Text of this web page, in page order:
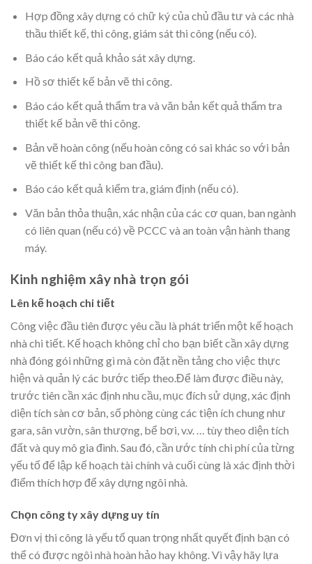
Hợp đồng xây dựng có chữ ký của chủ đầu tư và các nhà
thầu thiết kế, thi công, giám sát thi công (nếu có).
Báo cáo kết quả khảo sát xây dựng.
Hồ sơ thiết kế bản vẽ thi công.
Báo cáo kết quả thẩm tra và văn bản kết quả thẩm tra
thiết kế bản vẽ thi công.
Bản vẽ hoàn công (nếu hoàn công có sai khác so với bản
vẽ thiết kế thi công ban đầu).
Báo cáo kết quả kiểm tra, giám định (nếu có).
Văn bản thỏa thuận, xác nhận của các cơ quan, ban ngành
có liên quan (nếu có) về PCCC và an toàn vận hành thang
máy.
Kinh nghiệm xây nhà trọn gói
Lên kế hoạch chi tiết
Công việc đầu tiên được yêu cầu là phát triển một kế hoạch
nhà chi tiết. Kế hoạch không chỉ cho bạn biết cần xây dựng
nhà đóng gói những gì mà còn đặt nền tảng cho việc thực
hiện và quản lý các bước tiếp theo.Để làm được điều này,
trước tiên cần xác định nhu cầu, mục đích sử dụng, xác định
diện tích sàn cơ bản, số phòng cùng các tiện ích chung như
gara, sân vườn, sân thượng, bể bơi, v.v. … tùy theo diện tích
đất và quy mô gia đình. Sau đó, cần ước tính chi phí của từng
yếu tố để lập kế hoạch tài chính và cuối cùng là xác định thời
điểm thích hợp để xây dựng ngôi nhà.
Chọn công ty xây dựng uy tín
Đơn vị thi công là yếu tố quan trọng nhất quyết định bạn có
thể có được ngôi nhà hoàn hảo hay không. Vì vậy hãy lựa